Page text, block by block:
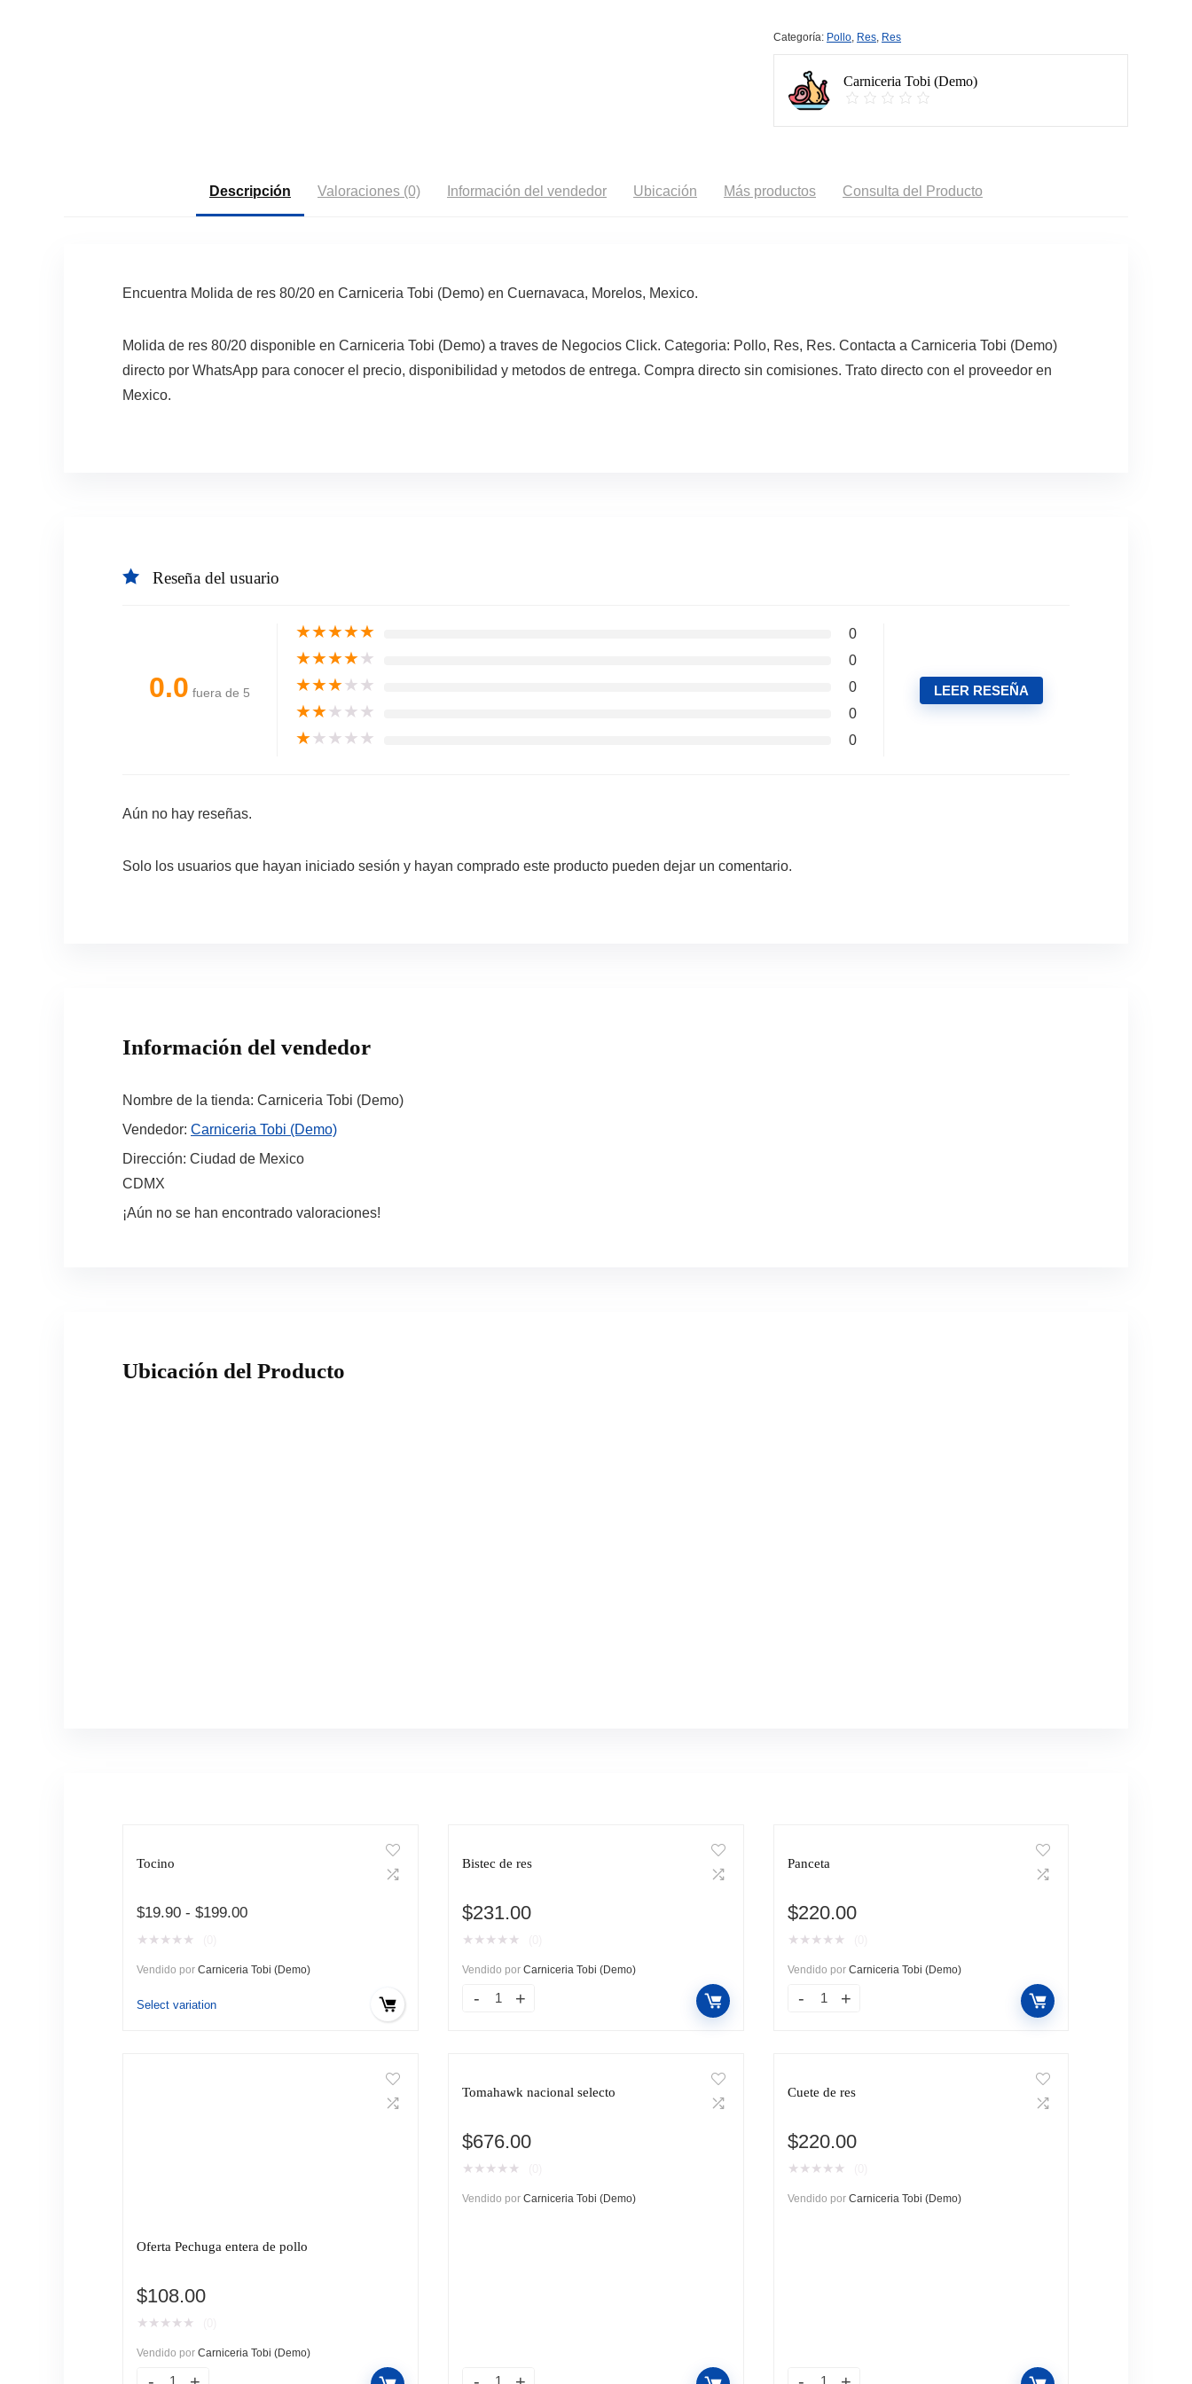
Categoría: Pollo, Res, Res
Carniceria Tobi (Demo)
Descripción Valoraciones (0) Información del vendedor Ubicación Más productos Consulta del Producto
Encuentra Molida de res 80/20 en Carniceria Tobi (Demo) en Cuernavaca, Morelos, Mexico.
Molida de res 80/20 disponible en Carniceria Tobi (Demo) a traves de Negocios Click. Categoria: Pollo, Res, Res. Contacta a Carniceria Tobi (Demo)
directo por WhatsApp para conocer el precio, disponibilidad y metodos de entrega. Compra directo sin comisiones. Trato directo con el proveedor en
Mexico.
Reseña del usuario
0.0 fuera de 5
★★★★★ 0
★★★★★ 0
★★★★★ 0
★★★★★ 0
★★★★★ 0
LEER RESEÑA
Aún no hay reseñas.
Solo los usuarios que hayan iniciado sesión y hayan comprado este producto pueden dejar un comentario.
Información del vendedor
Nombre de la tienda: Carniceria Tobi (Demo)
Vendedor: Carniceria Tobi (Demo)
Dirección: Ciudad de Mexico
CDMX
¡Aún no se han encontrado valoraciones!
Ubicación del Producto
Tocino
$19.90 - $199.00Rango
desde
★ ★ ★ ★ ★
Vendido por Carniceria Tobi (Demo)
Select variation
Bistec de res
$231.00
★ ★ ★ ★ ★
Vendido por Carniceria Tobi (Demo)
Panceta
$220.00
★ ★ ★ ★ ★
Vendido por Carniceria Tobi (Demo)
Oferta Pechuga entera de pollo
$108.00
★ ★ ★ ★ ★
Vendido por Carniceria Tobi (Demo)
Tomahawk nacional selecto
$676.00
★ ★ ★ ★ ★
Vendido por Carniceria Tobi (Demo)
Cuete de res
$220.00
★ ★ ★ ★ ★
Vendido por Carniceria Tobi (Demo)